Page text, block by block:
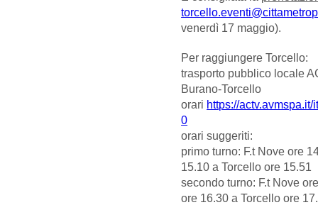
venerdì 17 maggio).
Per raggiungere Torcello:
trasporto pubblico locale
Burano-Torcello
orari https://
0
orari suggeriti:
primo turno: F.t Nove ore
15.10 a Torcello ore 15.51
secondo turno: F.t Nove
ore 16.30 a Torcello ore